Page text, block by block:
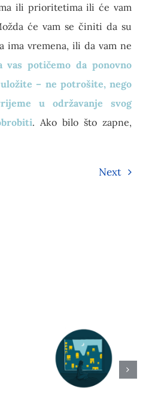
ili prioritetima ili će vam
će vam se činiti da su
ima vremena, ili da vam ne
vas potičemo da ponovno
– ne potrošite, nego
u održavanje svog
. Ako bilo što zapne,
Next